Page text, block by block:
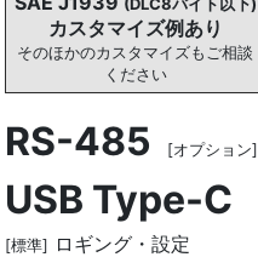
カスタマイズ例あり
そのほかのカスタマイズもご相談
ください
RS-485 [オプション]
USB Type-C
[標準] ロギング・設定